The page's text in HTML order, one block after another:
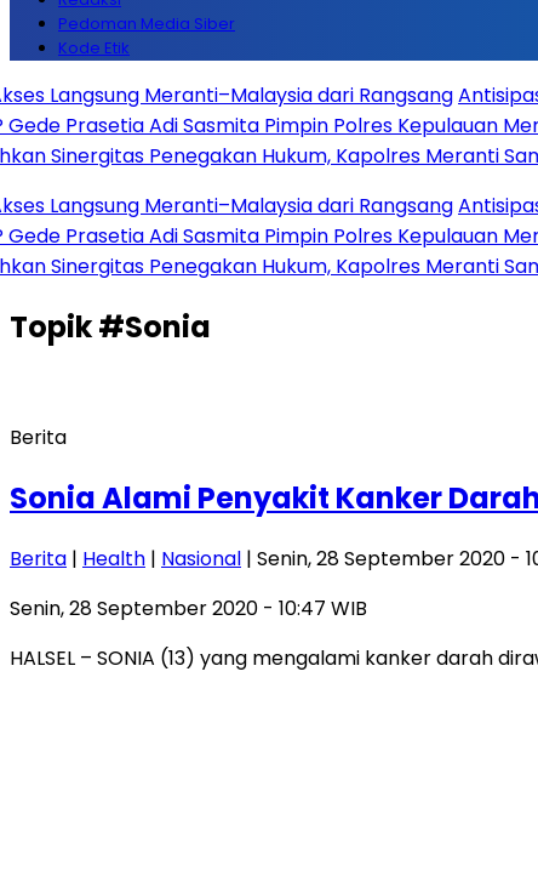
Pedoman Media Siber
Kode Etik
Meranti–Malaysia dari Rangsang Antisipasi
Adi Sasmita Pimpin Polres Kepulauan MerantiHari
Penegakan Hukum, Kapolres Meranti Sambangi
Meranti–Malaysia dari Rangsang Antisipasi
Adi Sasmita Pimpin Polres Kepulauan MerantiHari
Penegakan Hukum, Kapolres Meranti Sambangi
Topik#Sonia
Berita
Sonia Alami Penyakit Kanker
Berita | Health | Nasional | Senin, 28 September 2020 -
Senin, 28 September 2020 - 10:47 WIB
HALSEL – SONIA (13) yang mengalami kanker darah